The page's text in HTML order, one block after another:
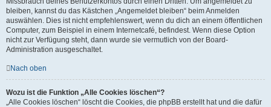
bleiben, kannst du das Kästchen „Angemeldet bleiben“ beim Anmelden
auswählen. Dies ist nicht empfehlenswert, wenn du dich an einem öffentlichen
Computer, zum Beispiel in einem Internetcafé, befindest. Wenn diese Option
nicht zur Verfügung steht, dann wurde sie vermutlich von der Board-
Administration ausgeschaltet.
Nach oben
Wozu ist die Funktion „Alle Cookies löschen“?
„Alle Cookies löschen“ löscht die Cookies, die phpBB erstellt hat und die dafür